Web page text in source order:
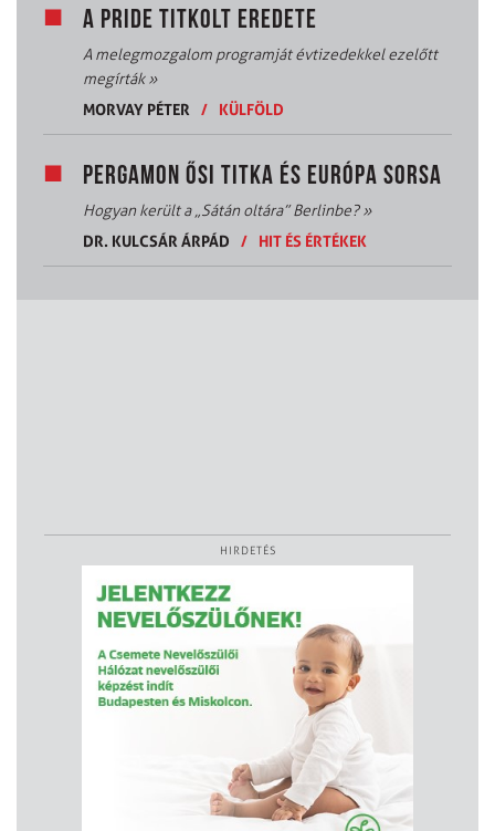
A PRIDE TITKOLT EREDETE
A melegmozgalom programját évtizedekkel ezelőtt
megírták»
MORVAY PÉTER
/ KÜLFÖLD
PERGAMON ŐSI TITKA ÉS EURÓPA SORSA
Hogyan került a „Sátán oltára” Berlinbe?»
DR. KULCSÁR ÁRPÁD
/ HIT ÉS ÉRTÉKEK
HIRDETÉS